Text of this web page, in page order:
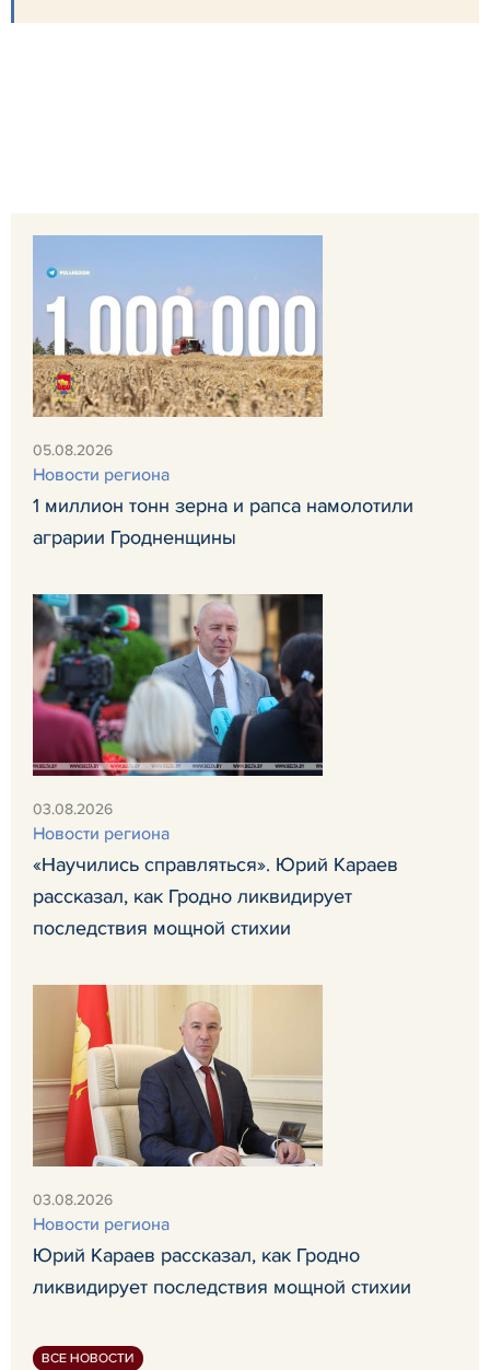
05.08.2026
Новости региона
1 миллион тонн зерна и рапса намолотили
аграрии Гродненщины
03.08.2026
Новости региона
«Научились справляться». Юрий Караев
рассказал, как Гродно ликвидирует
последствия мощной стихии
03.08.2026
Новости региона
Юрий Караев рассказал, как Гродно
ликвидирует последствия мощной стихии
ВСЕ НОВОСТИ